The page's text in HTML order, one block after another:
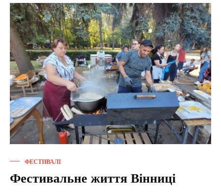
ФЕСТИВАЛІ
Фестивальне життя Вінниці